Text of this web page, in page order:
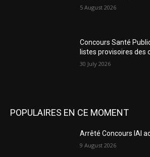
5 August 2026
Concours Santé
listes provisoires des
30 July 2026
POPULAIRES EN CE MOMENT
Arrêté Concours IAI
9 August 2026